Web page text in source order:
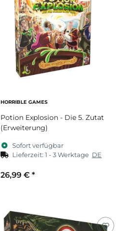
HORRIBLE GAMES
Potion Explosion - Die 5. Zutat
(Erweiterung)
Sofort verfügbar
Lieferzeit:1 - 3 Werktage DE
26,99 € *